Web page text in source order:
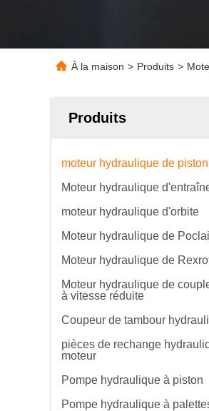
À la maison > Produits >
Produits
moteur hydraulique de piston
Moteur hydraulique
moteur hydraulique d'orbite
Moteur hydraulique de
Moteur hydraulique de
Moteur hydraulique de
à vitesse réduite
Coupeur de tambour
pièces de rechange
moteur
Pompe hydraulique à piston
Pompe hydraulique à